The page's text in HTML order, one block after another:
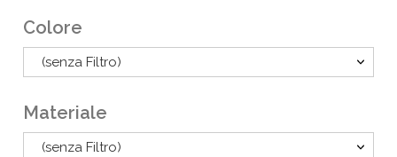
Colore
(senza Filtro)
Materiale
(senza Filtro)